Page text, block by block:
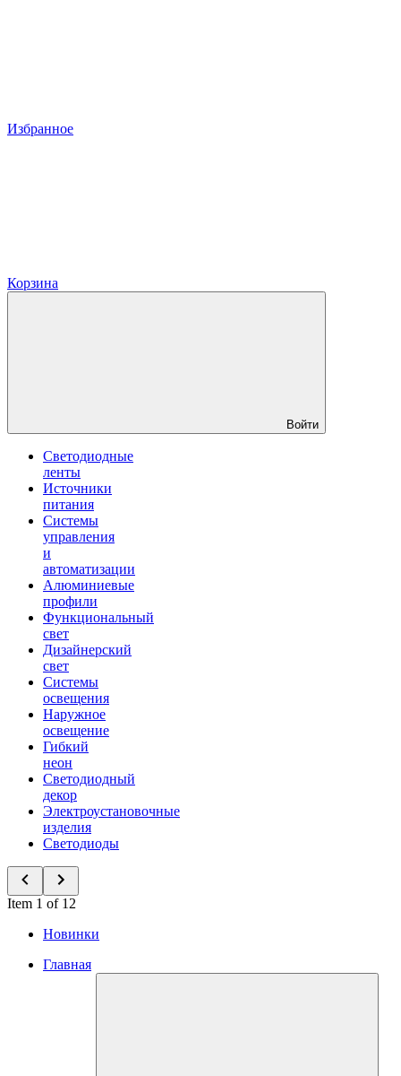
Избранное
Корзина
Войти
Светодиодные
ленты
Источники
питания
Системы
управления
и
автоматизации
Алюминиевые
профили
Функциональный
свет
Дизайнерский
свет
Системы
освещения
Наружное
освещение
Гибкий
неон
Светодиодный
декор
Электроустановочные
изделия
Светодиоды
Item 1 of 12
Новинки
Главная